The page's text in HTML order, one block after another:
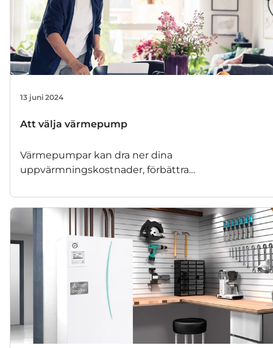
13 juni 2024
Att välja värmepump
Värmepumpar kan dra ner dina
uppvärmningskostnader, förbättra
en smart investering. Men det finns mycket att
tänka på både innan, under och efter installationen.
Du bör alltid välja värmepump utifrån husets
förutsättningar och efter behovet av uppvärmning
och varmvatten.